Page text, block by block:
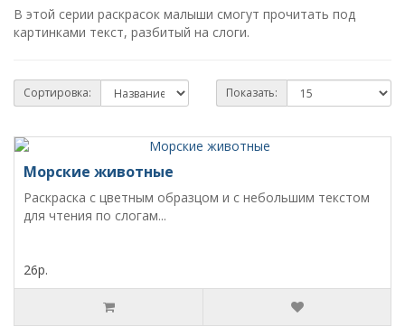
В этой серии раскрасок малыши смогут прочитать под
картинками текст, разбитый на слоги.
Сортировка: Показать:
Морские животные
Раскраска с цветным образцом и с небольшим текстом
для чтения по слогам...
26р.